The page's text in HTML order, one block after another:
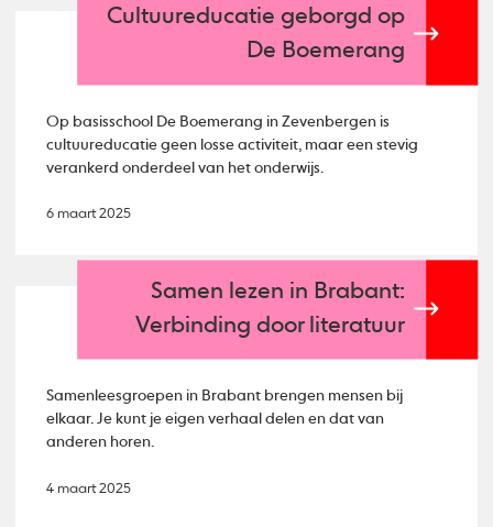
Cultuureducatie geborgd op
De Boemerang
Op basisschool De Boemerang in Zevenbergen is
cultuureducatie geen losse activiteit, maar een stevig
verankerd onderdeel van het onderwijs.
6 maart 2025
Samen lezen in Brabant:
Verbinding door literatuur
Samenleesgroepen in Brabant brengen mensen bij
elkaar. Je kunt je eigen verhaal delen en dat van
anderen horen.
4 maart 2025